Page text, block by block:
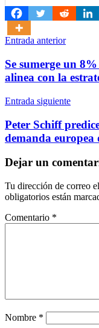
Navegación
de
entradas
Entrada anterior
Se sumerge un
alinea con la
Entrada siguiente
Peter Schiff
demanda europea
Dejar un
Tu dirección de correo
obligatorios están
Comentario *
Nombre *